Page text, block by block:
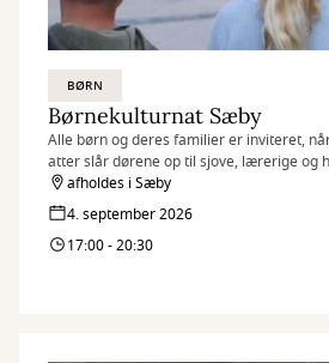
BØRN
Børnekulturnat Sæby
Alle børn og deres familier er inviteret,
atter slår dørene op til sjove, lærerige og
afholdes i Sæby
4. september 2026
17:00 - 20:30